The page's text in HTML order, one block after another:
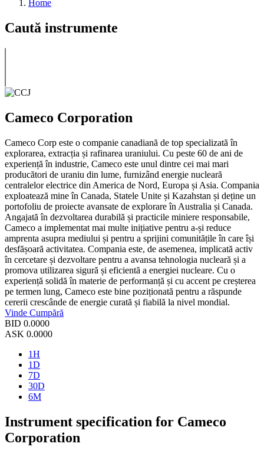
Home
Caută instrumente
Cameco Corporation
Cameco Corp este o companie canadiană de top specializată în
explorarea, extracția și rafinarea uraniului. Cu peste 60 de ani de
experiență în industrie, Cameco este unul dintre cei mai mari
producători de uraniu din lume, furnizând energie nucleară
centralelor electrice din America de Nord, Europa și Asia. Compania
exploatează mine în Canada, Statele Unite și Kazahstan și deține un
portofoliu de proiecte avansate de explorare în Australia și Canada.
Angajată în dezvoltarea durabilă și practicile miniere responsabile,
Cameco a implementat mai multe inițiative pentru a-și reduce
amprenta asupra mediului și pentru a sprijini comunitățile în care își
desfășoară activitatea. Compania este, de asemenea, implicată activ
în cercetare și dezvoltare pentru a avansa tehnologia nucleară și a
promova utilizarea sigură și eficientă a energiei nucleare. Cu o
experiență solidă în materie de performanță și cu accent pe creșterea
pe termen lung, Cameco este bine poziționată pentru a răspunde
cererii crescânde de energie curată și fiabilă la nivel mondial.
Vinde Cumpără
BID 0.0000
ASK 0.0000
1H
1D
7D
30D
6M
Instrument specification for Cameco
Corporation